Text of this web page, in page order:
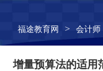
福途教育网 > 会计师
增量预算法的适用